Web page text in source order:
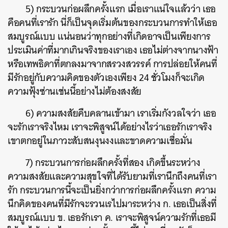
5) กระบวนก่อผลึกครั้งแรก เมื่อเราแน่ใจแล้วว่า เธอ
คือคนที่เรารัก นี่ก็เป็นจุดเริ่มต้นของกระบวนการทำให้เธอ
สมบูรณ์แบบ แน่นอนว่าทุกอย่างที่เกิดอาจเป็นเพียงการ
ประเมินค่าที่มากเกินจริงของเราเอง เธอไม่ต่างจากนางฟ้า
หรือเทพธิดาที่ตกลงมาจากสรวงสวรรค์ การปล่อยให้คนที่
มีรักอยู่กับความคิดของตัวเองเพียง 24 ชั่วโมงก็จะเกิด
ความฟุ้งซ่านเช่นนี้อย่างไม่ต้องสงสัย
6) ความสงสัยคืบคลานเข้ามา เราเริ่มกังวลใจว่า เธอ
จะรักเราจริงไหม เราจะพิสูจน์ได้อย่างไรว่าเธอรักเราจริง
เขาตกอยู่ในภาวะสับสนงุนงงและขาดความเชื่อมั่น
7) กระบวนการก่อผลึกครั้งที่สอง เกิดขึ้นระหว่าง
ความสงสัยและความสุขใจที่ได้รับยามที่เรานึกถึงคนที่เรา
รัก กระบวนการนี้จะเป็นยิ่งกว่าการก่อผลึกครั้งแรก ความ
นึกคิดของคนที่มีรักจะรวนเรไปมาระหว่าง ก. เธอเป็นสิ่งที่
สมบูรณ์แบบ ข. เธอรักเรา ค. เราจะพิสูจน์ความรักที่เธอมี